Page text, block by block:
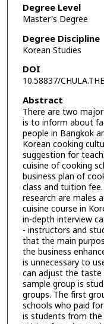
Degree Level
Master's Degree
Degree Discipline
Korean Studies
DOI
10.58837/
Abstract
There are two
is to inform about
people in Bangkok
Korean cooking
suggestion for
cuisine of cooking
business plan of
class and tuition
research are males
cuisine course in
in-depth interview
- instructors and
that the main
the business
is unnecessary to
can adjust the
sample group is
groups. The first
schools who paid
is students from